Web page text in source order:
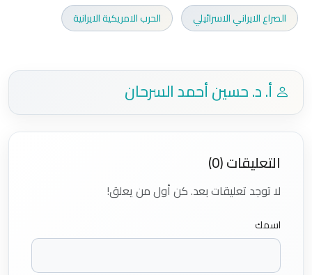
الصراع الايراني الاسرائيلي الحرب الامريكية الايرانية
أ. د. حسين أحمد السرحان
التعليقات (0)
لا توجد تعليقات بعد. كن أول من يعلق!
اسمك